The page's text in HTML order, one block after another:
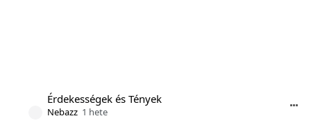
Érdekességek és Tények
Nebazz 1 hete